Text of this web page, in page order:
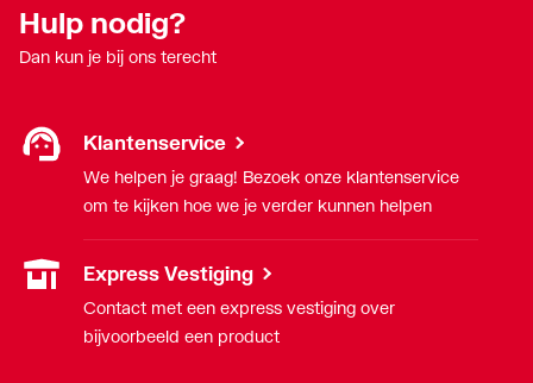
Hulp nodig?
Dan kun je bij ons terecht
Klantenservice
We helpen je graag! Bezoek onze klantenservice
om te kijken hoe we je verder kunnen helpen
Express Vestiging
Contact met een express vestiging over
bijvoorbeeld een product